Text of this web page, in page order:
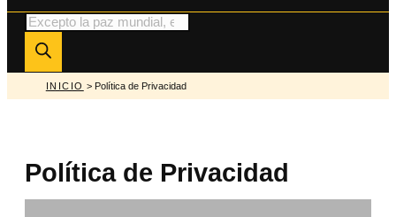
Búsqueda
de
productos
INICIO > Política de Privacidad
Política de Privacidad